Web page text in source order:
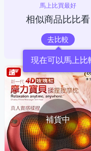
馬上比買最好
相似商品比比看
去比較
現在可以馬上比
補貨中